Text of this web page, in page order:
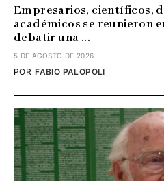
Empresarios, científicos,
académicos se reunieron
debatir una ...
5 DE AGOSTO DE 2026
FABIO PALOPOLI
POR